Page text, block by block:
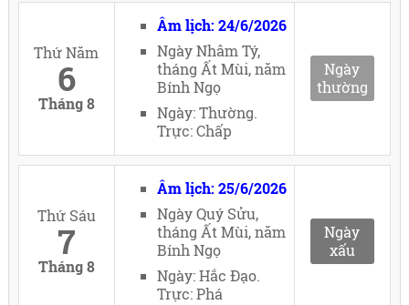
Thứ Năm
6
Tháng 8
Âm lịch: 24/6/2026
Ngày Nhâm Tý,
tháng Ất Mùi, năm
Bính Ngọ
Ngày: Thường.
Trực: Chấp
Ngày
thường
Thứ Sáu
7
Tháng 8
Âm lịch: 25/6/2026
Ngày Quý Sửu,
tháng Ất Mùi, năm
Bính Ngọ
Ngày: Hắc Đạo.
Trực: Phá
Ngày
xấu